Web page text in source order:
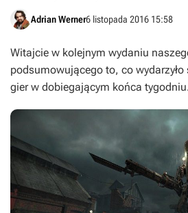
Adrian Werner6 listopada 2016 15:58
Witajcie w kolejnym wydaniu
podsumowującego to, co
gier w dobiegającym końca